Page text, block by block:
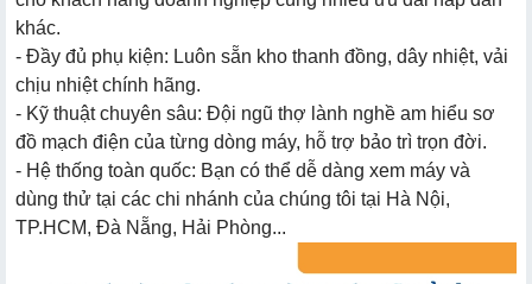
khác.
- Đầy đủ phụ kiện: Luôn sẵn kho thanh đồng, dây nhiệt, vải
chịu nhiệt chính hãng.
- Kỹ thuật chuyên sâu: Đội ngũ thợ lành nghề am hiểu sơ
đồ mạch điện của từng dòng máy, hỗ trợ bảo trì trọn đời.
- Hệ thống toàn quốc: Bạn có thể dễ dàng xem máy và
dùng thử tại các chi nhánh của chúng tôi tại Hà Nội,
TP.HCM, Đà Nẵng, Hải Phòng...